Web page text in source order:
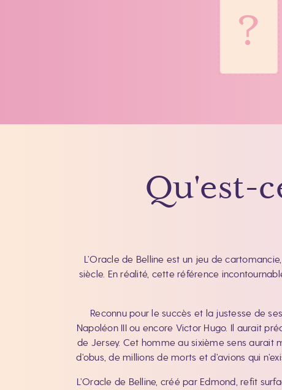
Qu'est-
L’Oracle de Belline est un jeu de
siècle. En réalité, cette référence
Reconnu pour le succès et la justesse de
Napoléon III ou encore Victor Hugo. Il aurait
de Jersey. Cet homme au sixième sens aurait
d’obus, de millions de morts et d’avions qui
L’Oracle de Belline, créé par Edmond, refit